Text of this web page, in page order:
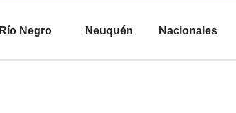
Río Negro Neuquén Nacionales